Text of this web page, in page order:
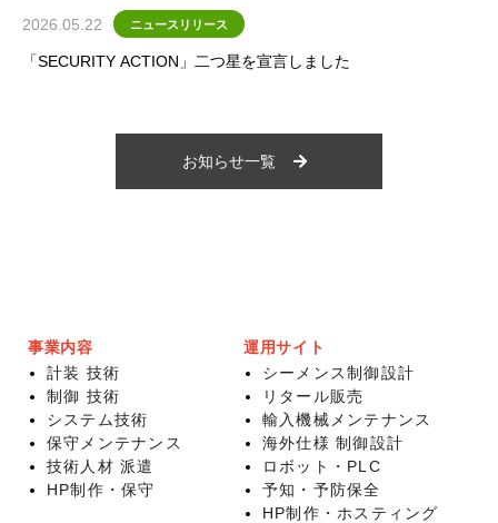
2026.05.22 ニュースリリース
「SECURITY ACTION」二つ星を宣言しました
お知らせ一覧
事業内容
計装 技術
制御 技術
システム技術
保守メンテナンス
技術人材 派遣
HP制作・保守
運用サイト
シーメンス制御設計
リタール販売
輸入機械メンテナンス
海外仕様 制御設計
ロボット・PLC
予知・予防保全
HP制作・ホスティング